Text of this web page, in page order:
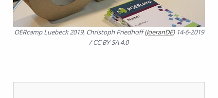
OERcamp Luebeck 2019, Christoph Friedhoff (JoeranDE) 14-6-2019
/ CC BY-SA 4.0